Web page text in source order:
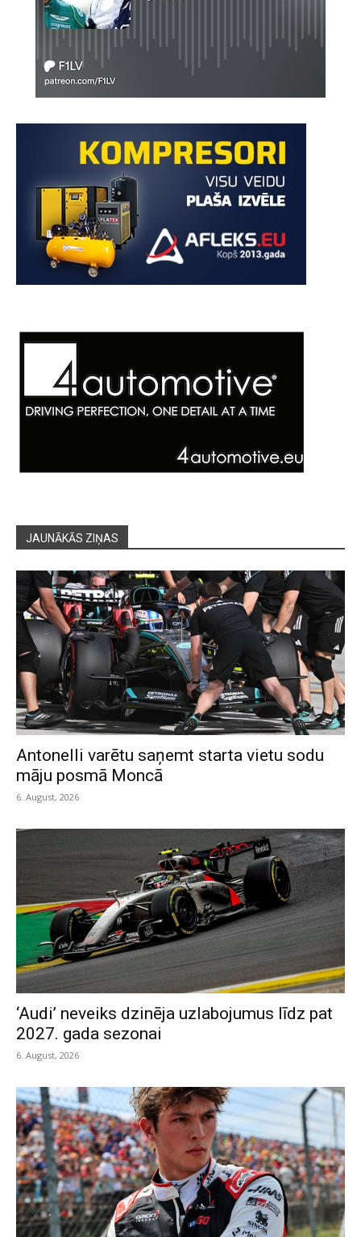
JAUNĀKĀS ZIŅAS
Antonelli varētu saņemt starta vietu sodu
māju posmā Moncā
6. August, 2026
‘Audi’ neveiks dzinēja uzlabojumus līdz pat
2027. gada sezonai
6. August, 2026